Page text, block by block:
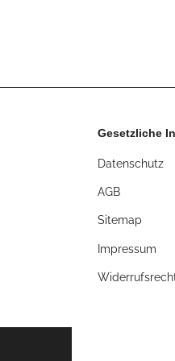
Gesetzliche
Datenschutz
AGB
Sitemap
Impressum